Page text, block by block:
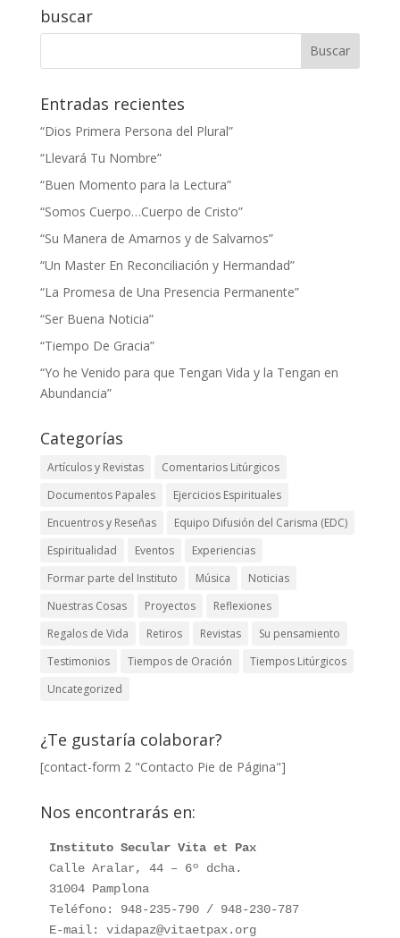
buscar
Entradas recientes
“Dios Primera Persona del Plural”
“Llevará Tu Nombre”
“Buen Momento para la Lectura”
“Somos Cuerpo…Cuerpo de Cristo”
“Su Manera de Amarnos y de Salvarnos”
“Un Master En Reconciliación y Hermandad”
“La Promesa de Una Presencia Permanente”
“Ser Buena Noticia”
“Tiempo De Gracia”
“Yo he Venido para que Tengan Vida y la Tengan en
Abundancia”
Categorías
Artículos y Revistas
Comentarios Litúrgicos
Documentos Papales
Ejercicios Espirituales
Encuentros y Reseñas
Equipo Difusión del Carisma (EDC)
Espiritualidad
Eventos
Experiencias
Formar parte del Instituto
Música
Noticias
Nuestras Cosas
Proyectos
Reflexiones
Regalos de Vida
Retiros Revistas
Su pensamiento
Testimonios
Tiempos de Oración
Tiempos Litúrgicos
Uncategorized
¿Te gustaría colaborar?
[contact-form 2 "Contacto Pie de Página"]
Nos encontrarás en:
Instituto Secular Vita et Pax
Calle Aralar, 44 – 6º dcha.
31004 Pamplona
Teléfono: 948-235-790 / 948-230-787
E-mail: vidapaz@vitaetpax.org